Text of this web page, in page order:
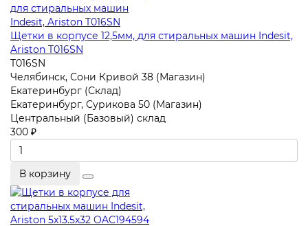
Щетки в корпусе 12,5мм, для стиральных машин Indesit,
Ariston T016SN
T016SN
Челябинск, Сони Кривой 38 (Магазин)
Екатеринбург (Склад)
Екатеринбург, Сурикова 50 (Магазин)
Центральный (Базовый) склад
300 ₽
В корзину